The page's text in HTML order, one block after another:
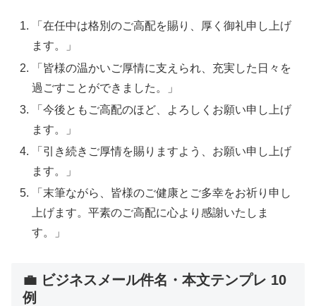
「在任中は格別のご高配を賜り、厚く御礼申し上げ
ます。」
「皆様の温かいご厚情に支えられ、充実した日々を
過ごすことができました。」
「今後ともご高配のほど、よろしくお願い申し上げ
ます。」
「引き続きご厚情を賜りますよう、お願い申し上げ
ます。」
「末筆ながら、皆様のご健康とご多幸をお祈り申し
上げます。平素のご高配に心より感謝いたしま
す。」
💼 ビジネスメール件名・本文テンプレ 10
例